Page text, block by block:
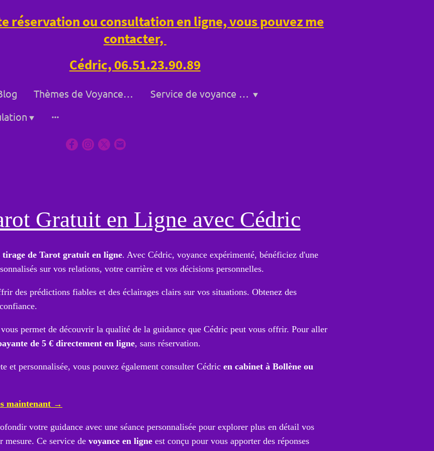
réservation ou consultation en ligne, vous pouvez me
contacter,
Cédric, 06.51.23.90.89
Thèmes de Voyance à Bollène et à Distance
Service de voyance a Bollène
Gratuit en Ligne avec Cédric
tirage de Tarot gratuit en ligne. Avec Cédric, voyance expérimenté, bénéficiez d'une
sur vos relations, votre carrière et vos décisions personnelles.
des prédictions fiables et des éclairages clairs sur vos situations. Obtenez des
vous permet de découvrir la qualité de la guidance que Cédric peut vous offrir. Pour aller
de 5 € directement en ligne, sans réservation.
et personnalisée, vous pouvez également consulter Cédric en cabinet à Bollène ou
maintenant →
votre guidance avec une séance personnalisée pour explorer plus en détail vos
mesure. Ce service de voyance en ligne est conçu pour vous apporter des réponses